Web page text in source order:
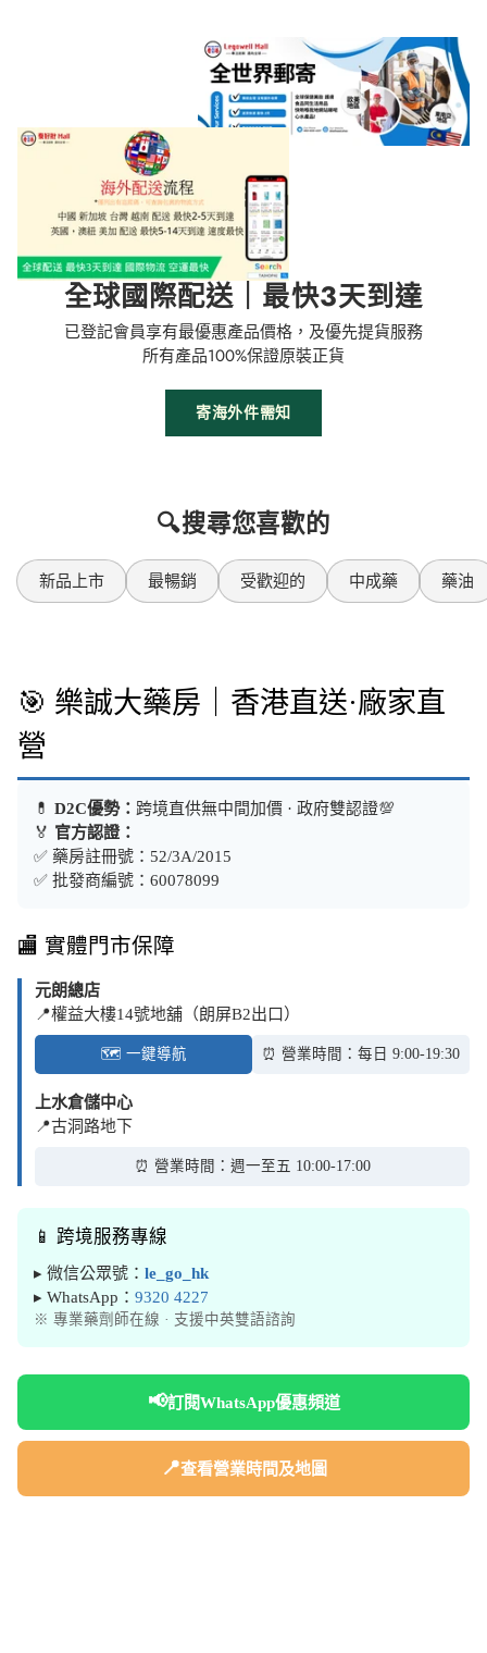
全球國際配送｜最快3天到達
已登記會員享有最優惠產品價格，及優先提貨服務
所有產品100%保證原裝正貨
寄海外件需知
🔍搜尋您喜歡的
新品上市 最暢銷 受歡迎的 中成藥 藥油
🎯 樂誠大藥房｜香港直送·廠家直
營
💊 D2C優勢： 跨境直供無中間加價 · 政府雙認證💯
🏅 官方認證：
✅ 藥房註冊號：52/3A/2015
✅ 批發商編號：60078099
🏬 實體門市保障
元朗總店
📍權益大樓14號地舖（朗屏B2出口）
🗺️ 一鍵導航 ⏰ 營業時間：每日 9:00-19:30
上水倉儲中心
📍古洞路地下
⏰ 營業時間：週一至五 10:00-17:00
📱 跨境服務專線
▸ 微信公眾號： le_go_hk
▸ WhatsApp： 9320 4227
※ 專業藥劑師在線 · 支援中英雙語諮詢
📢訂閱WhatsApp優惠頻道
📍查看營業時間及地圖